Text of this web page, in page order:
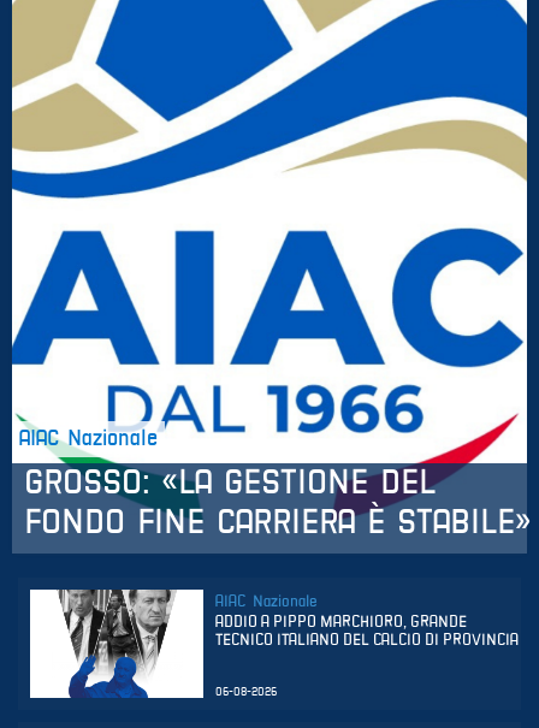
AIAC
Solidale
ETS
AIAC
Regionali
AIAC Nazionale
GROSSO: «LA GESTIONE DEL
FONDO FINE CARRIERA È STABILE»
AIAC Nazionale
ADDIO A PIPPO MARCHIORO, GRANDE
TECNICO ITALIANO DEL CALCIO DI PROVINCIA
06-08-2026